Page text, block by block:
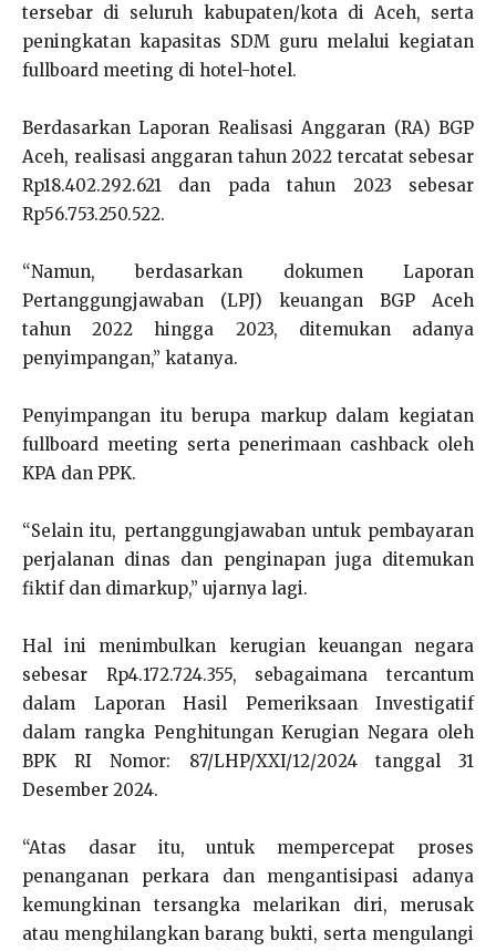
tersebar di seluruh kabupaten/kota di Aceh, serta
peningkatan kapasitas SDM guru melalui kegiatan
fullboard meeting di hotel-hotel.
Berdasarkan Laporan Realisasi Anggaran (RA) BGP
Aceh, realisasi anggaran tahun 2022 tercatat sebesar
Rp18.402.292.621 dan pada tahun 2023 sebesar
Rp56.753.250.522.
“Namun, berdasarkan dokumen Laporan
Pertanggungjawaban (LPJ) keuangan BGP Aceh
tahun 2022 hingga 2023, ditemukan adanya
penyimpangan,” katanya.
Penyimpangan itu berupa markup dalam kegiatan
fullboard meeting serta penerimaan cashback oleh
KPA dan PPK.
“Selain itu, pertanggungjawaban untuk pembayaran
perjalanan dinas dan penginapan juga ditemukan
fiktif dan dimarkup,” ujarnya lagi.
Hal ini menimbulkan kerugian keuangan negara
sebesar Rp4.172.724.355, sebagaimana tercantum
dalam Laporan Hasil Pemeriksaan Investigatif
dalam rangka Penghitungan Kerugian Negara oleh
BPK RI Nomor: 87/LHP/XXI/12/2024 tanggal 31
Desember 2024.
“Atas dasar itu, untuk mempercepat proses
penanganan perkara dan mengantisipasi adanya
kemungkinan tersangka melarikan diri, merusak
atau menghilangkan barang bukti, serta mengulangi